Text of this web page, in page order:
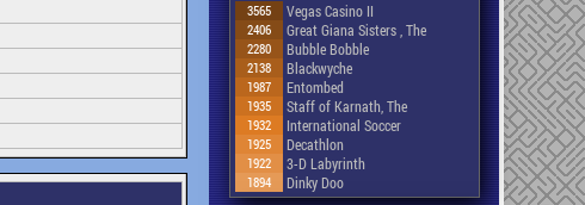
3565 Vegas Casino II
2406 Great Giana Sisters , The
2280 Bubble Bobble
2138 Blackwyche
1987 Entombed
1935 Staff of Karnath, The
1932 International Soccer
1925 Decathlon
1922 3-D Labyrinth
1894 Dinky Doo